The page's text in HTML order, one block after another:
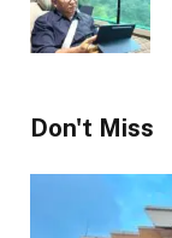
Don't Miss